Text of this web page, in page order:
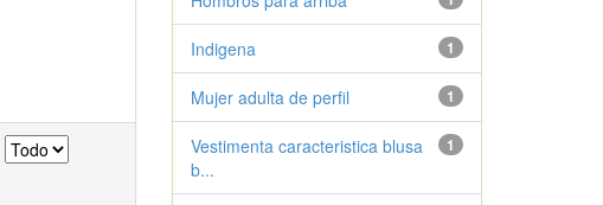
1
Indigena
1
Mujer adulta de perfil
1
Vestimenta caracteristica blusa
b...